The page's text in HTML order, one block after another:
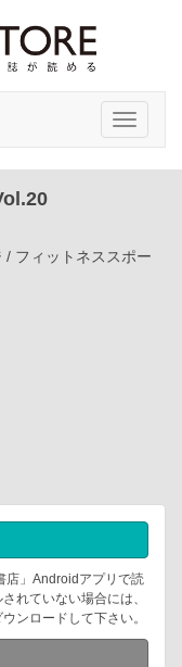
Toggle
/ フィットネススポー
店」Androidアプリで読
れていない場合には、
ンロードして下さい。